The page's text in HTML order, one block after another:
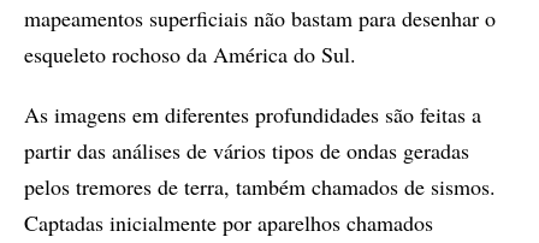
mapeamentos superficiais não bastam para desenhar o
esqueleto rochoso da América do Sul.
As imagens em diferentes profundidades são feitas a
partir das análises de vários tipos de ondas geradas
pelos tremores de terra, também chamados de sismos.
Captadas inicialmente por aparelhos chamados